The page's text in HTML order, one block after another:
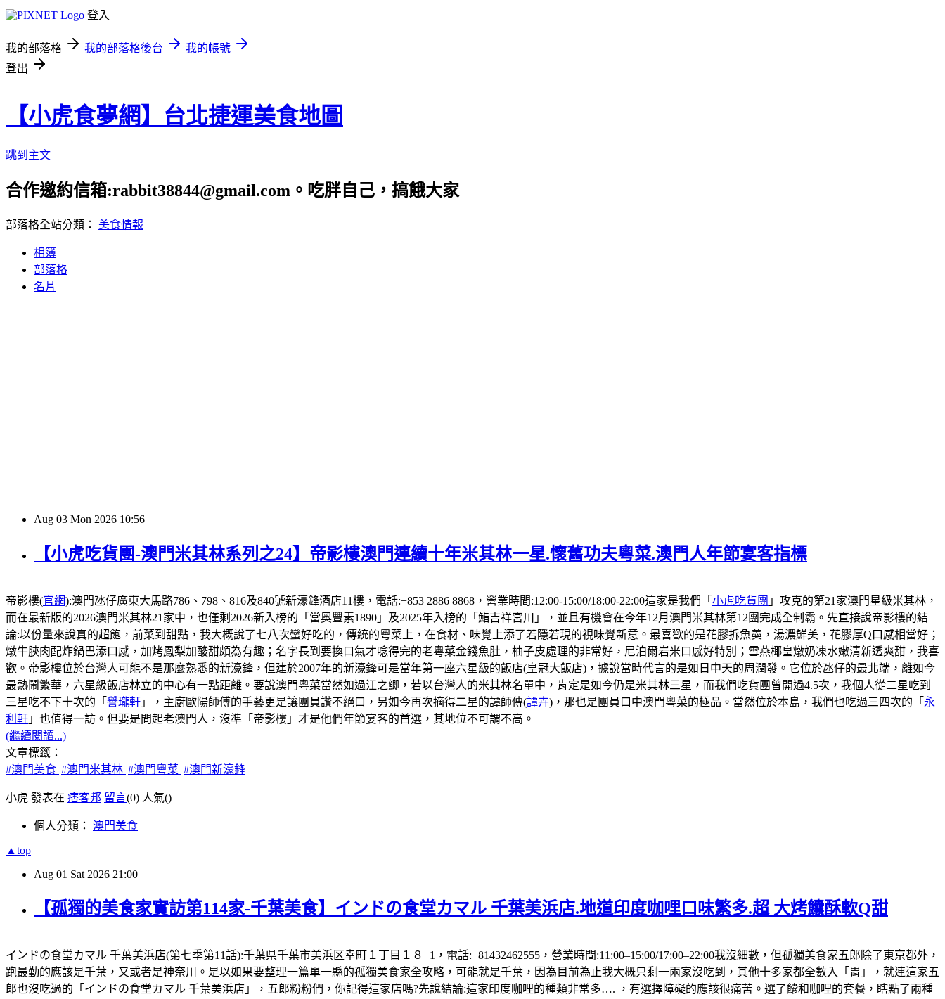
登入
我的部落格 我的部落格後台
我的帳號
登出
【小虎食夢網】台北捷運美食地圖
跳到主文
合作邀約信箱:rabbit38844@gmail.com。吃胖自己，搞餓大家
部落格全站分類： 美食情報
相簿
部落格
名片
Aug 03 Mon 2026 10:56
【小虎吃貨團-澳門米其林系列之24】帝影樓澳門連續十年米其林一星.懷舊功夫粵菜.澳門人年節宴客指標
帝影樓(官網):澳門氹仔廣東大馬路786、798、816及840號新濠鋒酒店11樓，電話:+853 2886 8868，營業時間:12:00-15:00/18:00-22:00這家是我們「 小虎吃貨團 」攻克的第21家澳門星級米其林，
而在最新版的2026澳門米其林21家中，也僅剩2026新入榜的「當奧豐素1890」及2025年入榜的「鮨吉祥宮川」，並且有機會在今年12月澳門米其林第12團完成全制霸。先直接說帝影樓的結
論:以份量來說真的超飽，前菜到甜點，我大概說了七八次蠻好吃的，傳統的粵菜上，在食材、味覺上添了若隱若現的視味覺新意。最喜歡的是花膠拆魚𡙡，湯濃鮮美，花膠厚Q口感相當好；
燉牛脥肉配炸鍋巴添口感，加烤鳳梨加酸甜頗為有趣；名字長到要換口氣才唸得完的老粵菜金錢魚肚，柚子皮處理的非常好，尼泊爾岩米口感好特別；雪燕椰皇燉奶凍水嫩清新透爽甜，我喜
歡。帝影樓位於台灣人可能不是那麼熟悉的新濠鋒，但建於2007年的新濠鋒可是當年第一座六星級的飯店(皇冠大飯店)，據說當時代言的是如日中天的周潤發。它位於氹仔的最北端，離如今
最熱鬧繁華，六星級飯店林立的中心有一點距離。要說澳門粵菜當然如過江之鯽，若以台灣人的米其林名單中，肯定是如今仍是米其林三星，而我們吃貨團曾開過4.5次，我個人從二星吃到
三星吃不下十次的「 譽瓏軒 」，主廚歐陽師傅的手藝更是讓團員讚不絕口，另如今再次摘得二星的譚師傳(譚卉)，那也是團員口中澳門粵菜的極品。當然位於本島，我們也吃過三四次的「 永
利軒 」也值得一訪。但要是問起老澳門人，沒準「帝影樓」才是他們年節宴客的首選，其地位不可謂不高。
(繼續閱讀...)
文章標籤：
#澳門美食 #澳門米其林 #澳門粵菜 #澳門新濠鋒
小虎 發表在 痞客邦 留言(0) 人氣()
個人分類： 澳門美食
▲top
Aug 01 Sat 2026 21:00
【孤獨的美食家實訪第114家-千葉美食】インドの食堂カマル 千葉美浜店.地道印度咖哩口味繁多.超 大烤饢酥軟Q甜
インドの食堂カマル 千葉美浜店(第七季第11話):千葉県千葉市美浜区幸町１丁目１８−1，電話:+81432462555，營業時間:11:00–15:00/17:00–22:00我沒細數，但孤獨美食家五郎除了東京都外，
跑最勤的應該是千葉，又或者是神奈川。是以如果要整理一篇單一縣的孤獨美食家全攻略，可能就是千葉，因為目前為止我大概只剩一兩家沒吃到，其他十多家都全數入「胃」，就連這家五
郎也沒吃過的「インドの食堂カマル 千葉美浜店」，五郎粉粉們，你記得這家店嗎?先說結論:這家印度咖哩的種類非常多…. ，有選擇障礙的應該很痛苦。選了饢和咖哩的套餐，瞎點了兩種